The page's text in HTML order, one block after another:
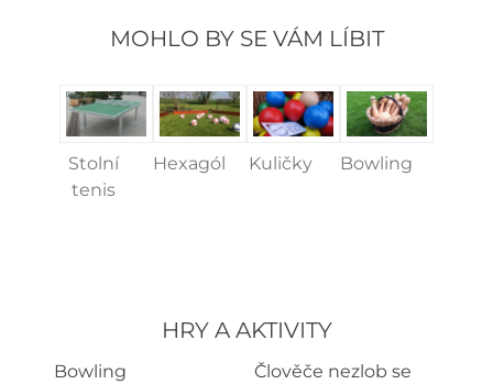
MOHLO BY SE VÁM LÍBIT
Stolní
tenis
Hexagól Kuličky Bowling
HRY A AKTIVITY
Bowling
Člověče nezlob se